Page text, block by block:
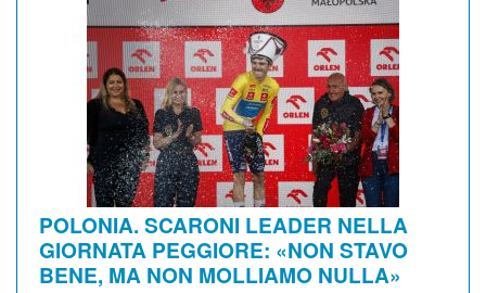
POLONIA. SCARONI LEADER NELLA
GIORNATA PEGGIORE: «NON STAVO
BENE, MA NON MOLLIAMO NULLA»